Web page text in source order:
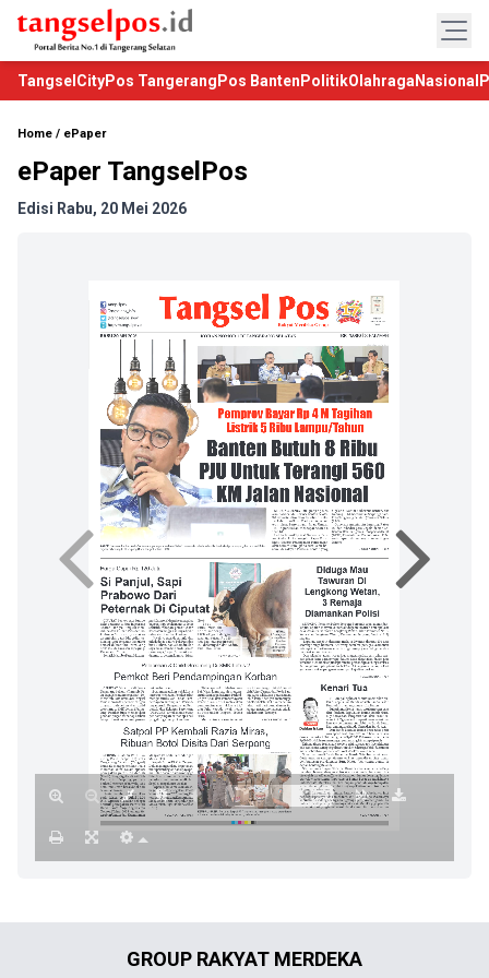
TangselCityPos Tangerang Pos Banten PolitikOlahraga Nasional
Home / ePaper
ePaper TangselPos
Edisi Rabu, 20 Mei 2026
GROUP RAKYAT MERDEKA